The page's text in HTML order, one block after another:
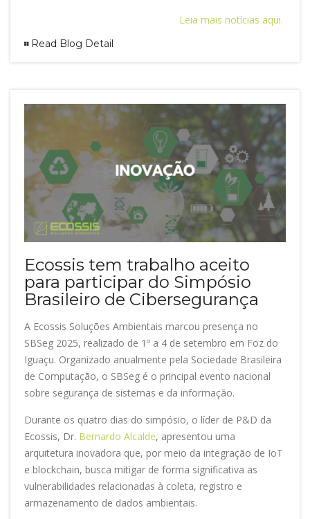
Leia mais notícias aqui.
Read Blog Detail
Ecossis tem trabalho aceito
para participar do Simpósio
Brasileiro de Cibersegurança
A Ecossis Soluções Ambientais marcou presença no
SBSeg 2025, realizado de 1º a 4 de setembro em Foz do
Iguaçu. Organizado anualmente pela Sociedade Brasileira
de Computação, o SBSeg é o principal evento nacional
sobre segurança de sistemas e da informação.
Durante os quatro dias do simpósio, o líder de P&D da
Ecossis, Dr. Bernardo Alcalde, apresentou uma
arquitetura inovadora que, por meio da integração de IoT
e blockchain, busca mitigar de forma significativa as
vulnerabilidades relacionadas à coleta, registro e
armazenamento de dados ambientais.